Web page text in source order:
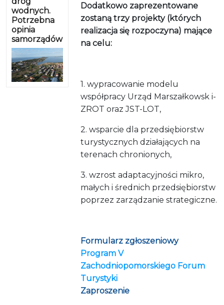
wodnych.
Potrzebna
opinia
samorządów
Dodatkowo zaprezentowane
zostaną trzy projekty (których
realizacja się rozpoczyna) mające
na celu:
1. wypracowanie modelu
współpracy Urząd Marszałkowsk i-
ZROT oraz JST-LOT,
2. wsparcie dla przedsiębiorstw
turystycznych działających na
terenach chronionych,
3. wzrost adaptacyjności mikro,
małych i średnich przedsiębiorstw
poprzez zarządzanie strategiczne.
Formularz zgłoszeniowy
Program V
Zachodniopomorskiego Forum
Turystyki
Zaproszenie